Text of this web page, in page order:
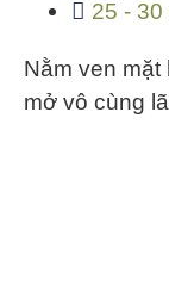
25 -
Nằm ven mặt
mở vô cùng